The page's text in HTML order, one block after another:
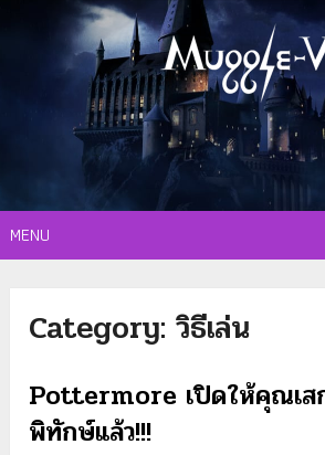
MENU
Category:วิธีเล่น
Pottermore เปิดให้คุณเส
พิทักษ์แล้ว!!!